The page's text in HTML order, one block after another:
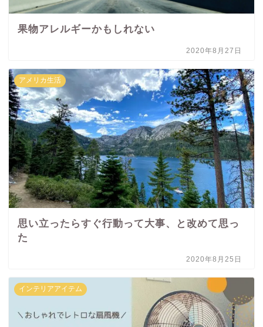
果物アレルギーかもしれない
2020年8月27日
アメリカ生活
思い立ったらすぐ行動って大事、と改めて思っ
た
2020年8月25日
インテリアアイテム